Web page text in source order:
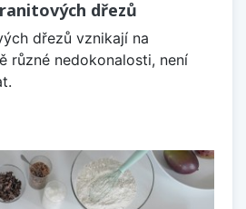
dřezů
dřezů vznikají na
různé nedokonalosti, není